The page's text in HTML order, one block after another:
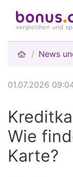
News
01.07.2026
Wie
Karte?